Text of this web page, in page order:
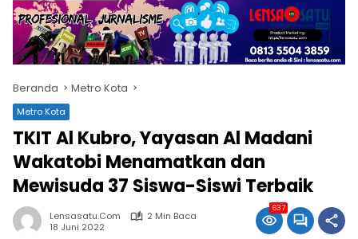
Beranda Metro Kota
Metro Kota
TKIT Al Kubro, Yayasan Al Madani
Wakatobi Menamatkan dan
Mewisuda 37 Siswa-Siswi Terbaik
Lensasatu.com
2 Min Baca
18 Juni 2022
637